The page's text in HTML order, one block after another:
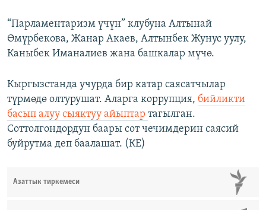
“Парламентаризм үчүн” клубуна Алтынай
Өмүрбекова, Жанар Акаев, Алтынбек Жунус уулу,
Каныбек Иманалиев жана башкалар мүчө.
Кыргызстанда учурда бир катар саясатчылар
түрмөдө олтурушат. Аларга коррупция, бийликти
басып алуу сыяктуу айыптар тагылган.
Соттолгондордун баары сот чечимдерин саясий
буйрутма деп баалашат. (КE)
Азаттык тиркемеси